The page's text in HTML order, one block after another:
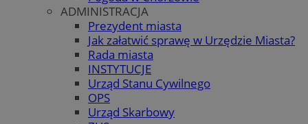
ADMINISTRACJA
Prezydent miasta
Jak załatwić sprawę w Urzędzie Miasta?
Rada miasta
INSTYTUCJE
Urząd Stanu Cywilnego
OPS
Urząd Skarbowy